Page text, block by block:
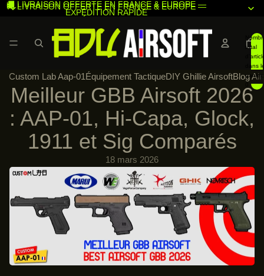
🚚 LIVRAISON OFFERTE EN FRANCE & EUROPE —
EXPÉDITION RAPIDE
🚚 LIVRAISON OFFERTE EN FRANCE & EUROPE —
total
dans
panier:
Custom Lab Aap-01Équipement TactiqueDIY Ghillie AirsoftBlog
Meilleur GBB Airsoft 2026
: AAP-01, Hi-Capa, Glock,
1911 et Sig Comparés
18 mars 2026